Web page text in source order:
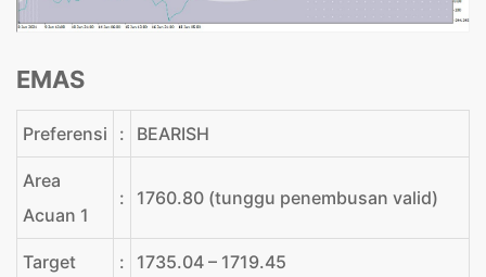
EMAS
Preferensi : BEARISH
Area
Acuan 1
: 1760.80 (tunggu penembusan valid)
Target : 1735.04 – 1719.45